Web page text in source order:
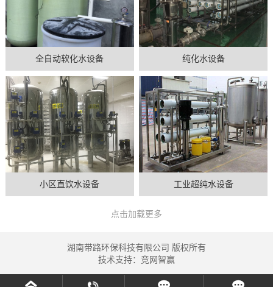
全自动软化水设备 纯化水设备
小区直饮水设备 工业超纯水设备
点击加载更多
湖南带路环保科技有限公司 版权所有
技术支持： 竞网智赢